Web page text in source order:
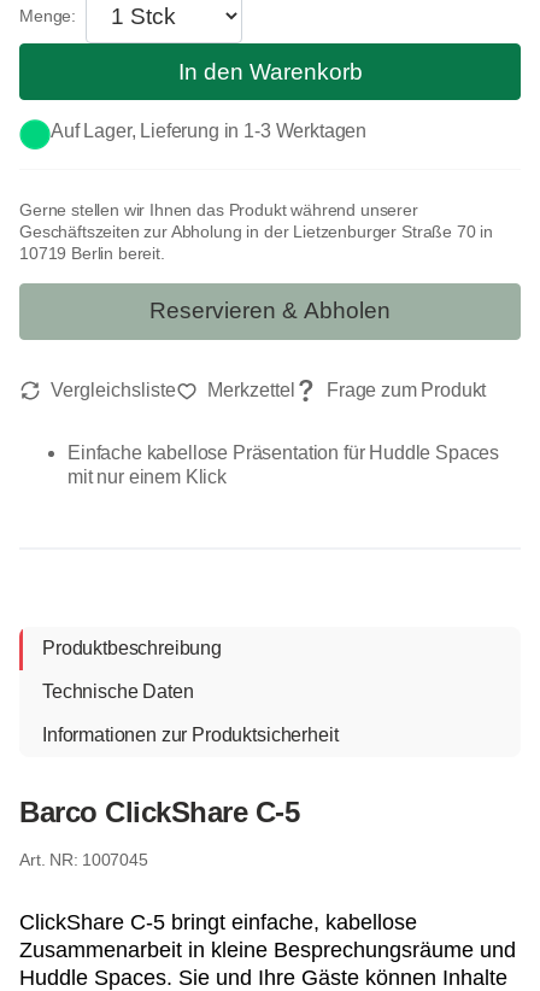
Einfache kabellose Präsentation für Huddle Spaces
mit nur einem Klick
Gerne stellen wir Ihnen das Produkt während unserer
Geschäftszeiten zur Abholung in der Lietzenburger Straße 70 in
10719 Berlin bereit.
Reservieren & Abholen
Auf Lager, Lieferung in 1-3 Werktagen
In den Warenkorb
Produktbeschreibung
Technische Daten
Informationen zur Produktsicherheit
Barco ClickShare C-5
1007045
ClickShare C-5 bringt einfache, kabellose
Zusammenarbeit in kleine Besprechungsräume und
Huddle Spaces. Sie und Ihre Gäste können Inhalte